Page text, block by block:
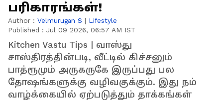
பரிகாரங்கள்!
Author : Velmurugan S | Lifestyle
Published : Jul 09 2026, 06:57 AM IST
Kitchen Vastu Tips | வாஸ்து
சாஸ்திரத்தின்படி, வீட்டில் கிச்சனும்
பாத்ரூமும் அருகருகே இருப்பது பல
தோஷங்களுக்கு வழிவகுக்கும். இது நம்
வாழ்க்கையில் ஏற்படுத்தும் தாக்கங்கள்